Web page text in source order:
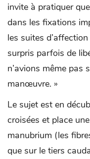
invite à pratiquer
dans les fixations
les suites
surpris parfois de
n’avions même pas
manœuvre. »
Le sujet est en
croisées et place
manubrium (les
que sur le tiers